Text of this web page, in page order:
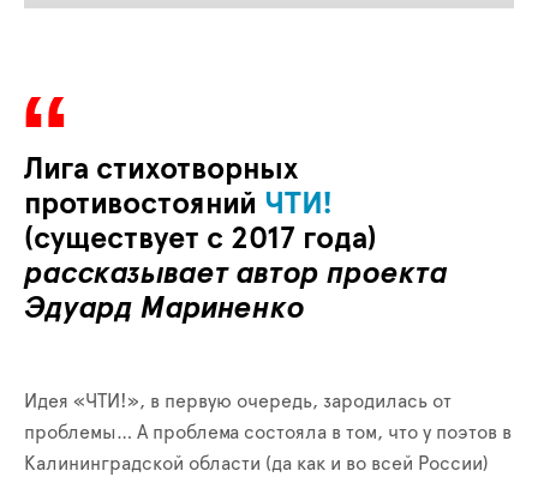
Лига стихотворных
противостояний ЧТИ!
(существует с 2017 года)
рассказывает автор проекта
Эдуард Мариненко
Идея «ЧТИ!», в первую очередь, зародилась от
проблемы… А проблема состояла в том, что у поэтов в
Калининградской области (да как и во всей России)